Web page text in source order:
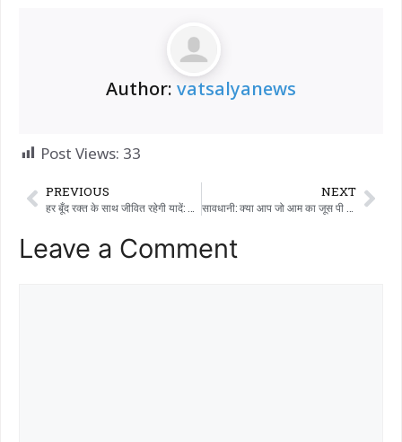
Author: vatsalyanews
Post Views: 33
PREVIOUS NEXT
Leave a Comment